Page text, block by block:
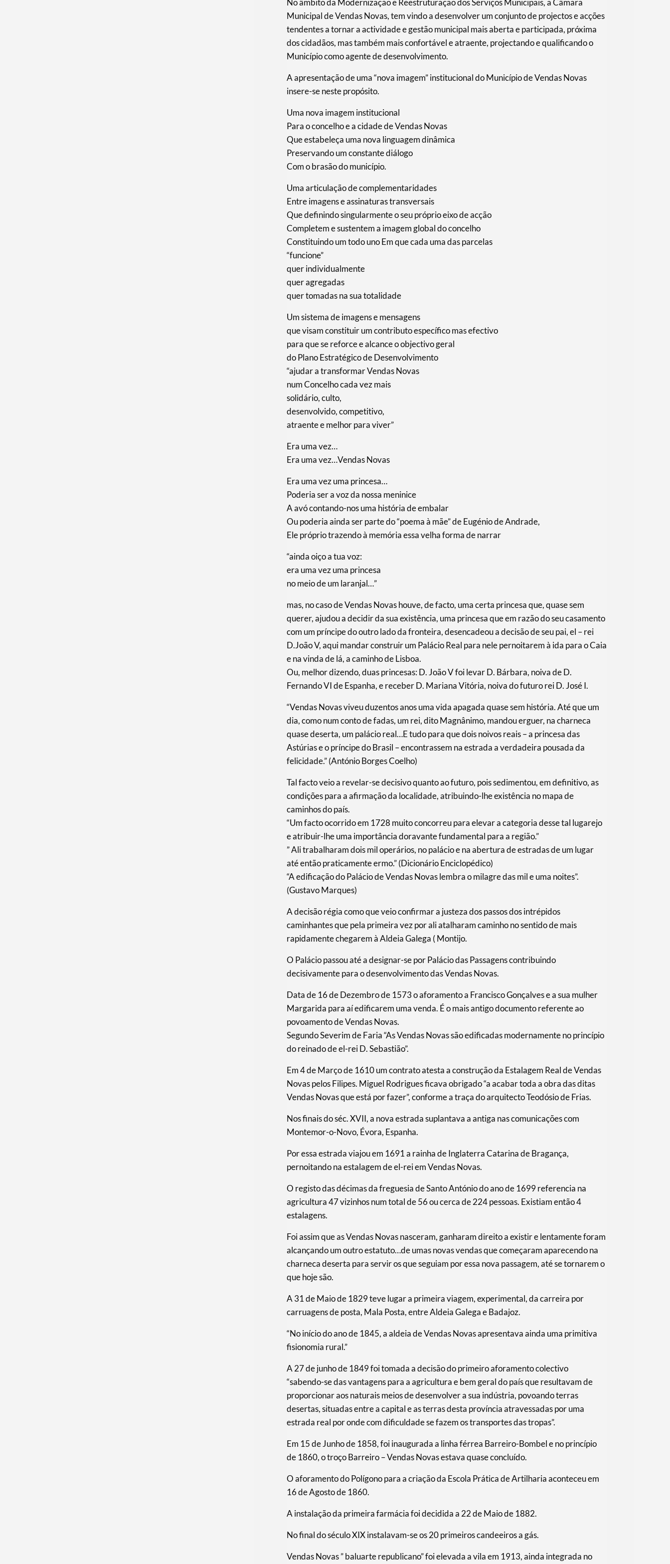
No âmbito da Modernização e Reestruturação dos Serviços Municipais, a Câmara
Municipal de Vendas Novas, tem vindo a desenvolver um conjunto de projectos e acções
tendentes a tornar a actividade e gestão municipal mais aberta e participada, próxima
dos cidadãos, mas também mais confortável e atraente, projectando e qualificando o
Município como agente de desenvolvimento.
A apresentação de uma “nova imagem” institucional do Município de Vendas Novas
insere-se neste propósito.
Uma nova imagem institucional
Para o concelho e a cidade de Vendas Novas
Que estabeleça uma nova linguagem dinâmica
Preservando um constante diálogo
Com o brasão do município.
Uma articulação de complementaridades
Entre imagens e assinaturas transversais
Que definindo singularmente o seu próprio eixo de acção
Completem e sustentem a imagem global do concelho
Constituindo um todo uno Em que cada uma das parcelas
“funcione”
quer individualmente
quer agregadas
quer tomadas na sua totalidade
Um sistema de imagens e mensagens
que visam constituir um contributo específico mas efectivo
para que se reforce e alcance o objectivo geral
do Plano Estratégico de Desenvolvimento
“ajudar a transformar Vendas Novas
num Concelho cada vez mais
solidário, culto,
desenvolvido, competitivo,
atraente e melhor para viver”
Era uma vez…
Era uma vez…Vendas Novas
Era uma vez uma princesa…
Poderia ser a voz da nossa meninice
A avó contando-nos uma história de embalar
Ou poderia ainda ser parte do “poema à mãe” de Eugénio de Andrade,
Ele próprio trazendo à memória essa velha forma de narrar
“ainda oiço a tua voz:
era uma vez uma princesa
no meio de um laranjal…”
mas, no caso de Vendas Novas houve, de facto, uma certa princesa que, quase sem
querer, ajudou a decidir da sua existência, uma princesa que em razão do seu casamento
com um príncipe do outro lado da fronteira, desencadeou a decisão de seu pai, el – rei
D.João V, aqui mandar construir um Palácio Real para nele pernoitarem à ida para o Caia
e na vinda de lá, a caminho de Lisboa.
Ou, melhor dizendo, duas princesas: D. João V foi levar D. Bárbara, noiva de D.
Fernando VI de Espanha, e receber D. Mariana Vitória, noiva do futuro rei D. José I.
“Vendas Novas viveu duzentos anos uma vida apagada quase sem história. Até que um
dia, como num conto de fadas, um rei, dito Magnânimo, mandou erguer, na charneca
quase deserta, um palácio real…E tudo para que dois noivos reais – a princesa das
Astúrias e o príncipe do Brasil – encontrassem na estrada a verdadeira pousada da
felicidade.” (António Borges Coelho)
Tal facto veio a revelar-se decisivo quanto ao futuro, pois sedimentou, em definitivo, as
condições para a afirmação da localidade, atribuindo-lhe existência no mapa de
caminhos do país.
“Um facto ocorrido em 1728 muito concorreu para elevar a categoria desse tal lugarejo
e atribuir-lhe uma importância doravante fundamental para a região.”
” Ali trabalharam dois mil operários, no palácio e na abertura de estradas de um lugar
até então praticamente ermo.” (Dicionário Enciclopédico)
“A edificação do Palácio de Vendas Novas lembra o milagre das mil e uma noites”.
(Gustavo Marques)
A decisão régia como que veio confirmar a justeza dos passos dos intrépidos
caminhantes que pela primeira vez por ali atalharam caminho no sentido de mais
rapidamente chegarem à Aldeia Galega ( Montijo.
O Palácio passou até a designar-se por Palácio das Passagens contribuindo
decisivamente para o desenvolvimento das Vendas Novas.
Data de 16 de Dezembro de 1573 o aforamento a Francisco Gonçalves e a sua mulher
Margarida para aí edificarem uma venda. É o mais antigo documento referente ao
povoamento de Vendas Novas.
Segundo Severim de Faria “As Vendas Novas são edificadas modernamente no princípio
do reinado de el-rei D. Sebastião”.
Em 4 de Março de 1610 um contrato atesta a construção da Estalagem Real de Vendas
Novas pelos Filipes. Miguel Rodrigues ficava obrigado “a acabar toda a obra das ditas
Vendas Novas que está por fazer”, conforme a traça do arquitecto Teodósio de Frias.
Nos finais do séc. XVII, a nova estrada suplantava a antiga nas comunicações com
Montemor-o-Novo, Évora, Espanha.
Por essa estrada viajou em 1691 a rainha de Inglaterra Catarina de Bragança,
pernoitando na estalagem de el-rei em Vendas Novas.
O registo das décimas da freguesia de Santo António do ano de 1699 referencia na
agricultura 47 vizinhos num total de 56 ou cerca de 224 pessoas. Existiam então 4
estalagens.
Foi assim que as Vendas Novas nasceram, ganharam direito a existir e lentamente foram
alcançando um outro estatuto…de umas novas vendas que começaram aparecendo na
charneca deserta para servir os que seguiam por essa nova passagem, até se tornarem o
que hoje são.
A 31 de Maio de 1829 teve lugar a primeira viagem, experimental, da carreira por
carruagens de posta, Mala Posta, entre Aldeia Galega e Badajoz.
“No início do ano de 1845, a aldeia de Vendas Novas apresentava ainda uma primitiva
fisionomia rural.”
A 27 de junho de 1849 foi tomada a decisão do primeiro aforamento colectivo
“sabendo-se das vantagens para a agricultura e bem geral do país que resultavam de
proporcionar aos naturais meios de desenvolver a sua indústria, povoando terras
desertas, situadas entre a capital e as terras desta província atravessadas por uma
estrada real por onde com dificuldade se fazem os transportes das tropas”.
Em 15 de Junho de 1858, foi inaugurada a linha férrea Barreiro-Bombel e no princípio
de 1860, o troço Barreiro – Vendas Novas estava quase concluído.
O aforamento do Polígono para a criação da Escola Prática de Artilharia aconteceu em
16 de Agosto de 1860.
A instalação da primeira farmácia foi decidida a 22 de Maio de 1882.
No final do século XIX instalavam-se os 20 primeiros candeeiros a gás.
Vendas Novas ” baluarte republicano” foi elevada a vila em 1913, ainda integrada no